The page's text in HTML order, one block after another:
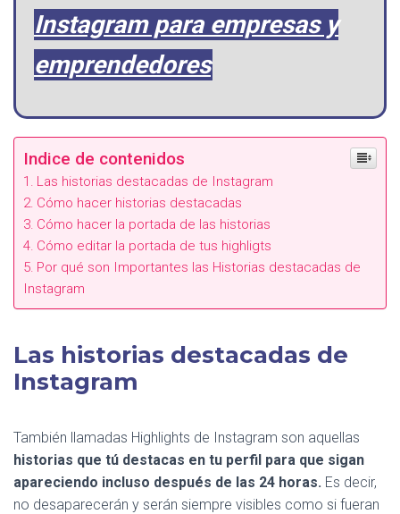
Instagram para empresas y
emprendedores
Indice de contenidos
Las historias destacadas de Instagram
Cómo hacer historias destacadas
Cómo hacer la portada de las historias
Cómo editar la portada de tus highligts
Por qué son Importantes las Historias destacadas de
Instagram
Las historias destacadas de
Instagram
También llamadas Highlights de Instagram son aquellas
historias que tú destacas en tu perfil para que sigan
apareciendo incluso después de las 24 horas. Es decir,
no desaparecerán y serán siempre visibles como si fueran